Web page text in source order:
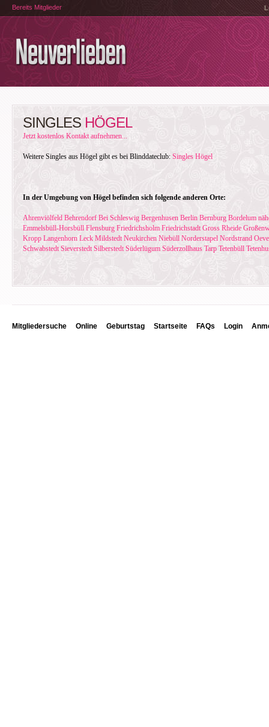
Bereits Mitglieder
SINGLES HÖGEL
Jetzt kostenlos Kontakt aufnehmen...
Weitere Singles aus Högel gibt es bei Blinddateclub: Singles Högel
In der Umgebung von Högel befinden sich folgende anderen Orte:
Ahrenviölfeld Behrendorf Bei Schleswig Bergenhusen Berlin Bernburg Bordelum
Emmelsbüll-Horsbüll Flensburg Friedrichsholm Friedrichstadt Gross Rheide
Kropp Langenhorn Leck Mildstedt Neukirchen Niebüll Norderstapel Nordstrand
Schwabstedt Sieverstedt Silberstedt Süderlügum Süderzollhaus Tarp Tetenbüll
Mitgliedersuche Online Geburtstag Startseite FAQs Login